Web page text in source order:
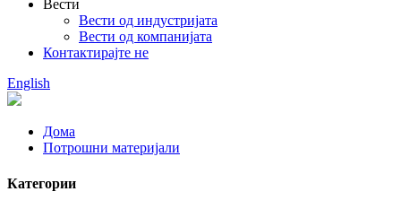
Вести
Вести од индустријата
Вести од компанијата
Контактирајте не
English
Дома
Потрошни материјали
Категории